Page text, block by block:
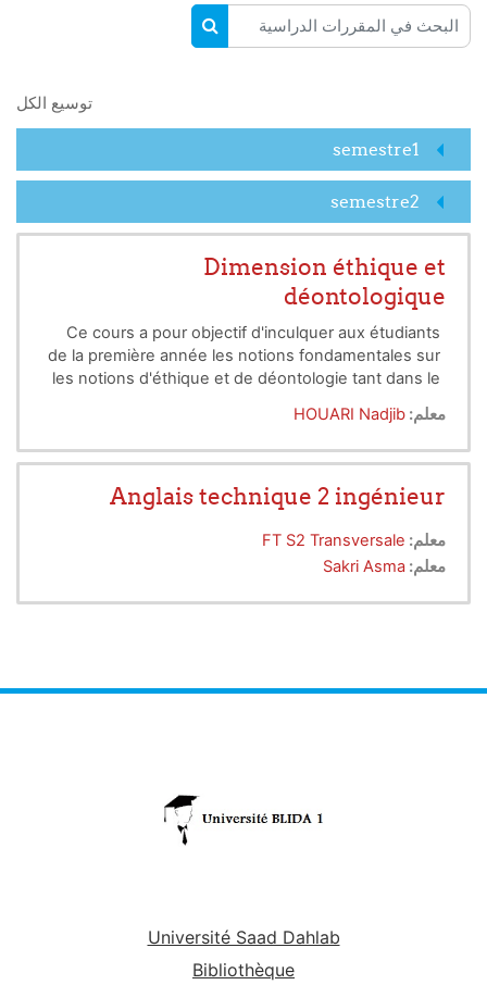
البحث في المقررات الدراسية
البحث في المقررات الدراسية
توسيع الكل
semestre1
semestre2
Dimension éthique et
déontologique
Ce cours a pour objectif d'inculquer aux étudiants
de la première année les notions fondamentales sur
les notions d'éthique et de déontologie tant dans le
de façon générale. Il permet principalement aux
étudiants de développer leur sensibilisation à ces
principes fondamentaux.
معلم: HOUARI Nadjib
Anglais technique 2 ingénieur
معلم: FT S2 Transversale
معلم: Sakri Asma
Université Saad Dahlab
Bibliothèque